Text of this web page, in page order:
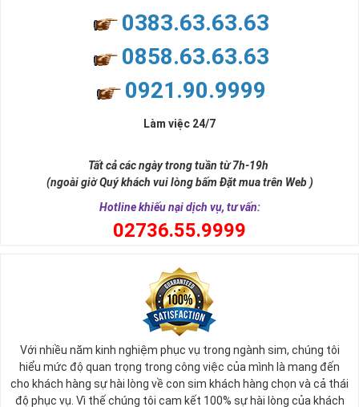
nhiều thành công, thăng tiến hơn.
và tính hai mặt. Số 2 thúc giục chúng ta lựa chọn, dựa vào những
đời, nơi bạn phải đưa ra những quyết định quan trọng.
Ý nghĩa sim tứ quý 2
Theo quan niệm phong thủy
Số 2 tượng trưng cho sự cân bằng, hài hòa của âm dương và đất
trời. Sự cân bằng này giúp cho mọi việc đều thuận lợi và mang lại
0383.63.63.63
0858.63.63.63
0921.90.9999
Làm việc 24/7
Tất cả các ngày trong tuần từ 7h-19h
(ngoài giờ Quý khách vui lòng bấm Đặt mua trên Web )
Hotline khiếu nại dịch vụ, tư vấn:
02736.55.9999
Với nhiều năm kinh nghiệm phục vụ trong ngành sim, chúng tôi
hiểu mức độ quan trọng trong công việc của mình là mang đến
cho khách hàng sự hài lòng về con sim khách hàng chọn và cả thái
độ phục vụ. Vì thế chúng tôi cam kết 100% sự hài lòng của khách